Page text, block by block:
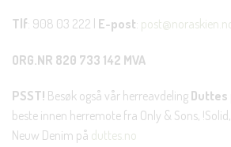
Tlf: 908 03 222 | E-post:
ORG.NR 820 733 142 MVA
PSST! Besøk også vår herreavdeling Duttes
beste innen herremote fra Only & Sons,
Neuw Denim på duttes.no